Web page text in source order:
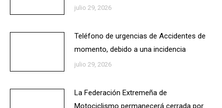
julio 29, 2026
Teléfono de urgencias de Accidentes de
momento, debido a una incidencia
julio 29, 2026
La Federación Extremeña de
Motociclismo permanecerá cerrada por